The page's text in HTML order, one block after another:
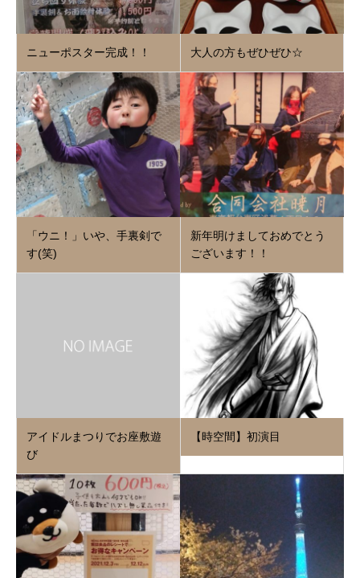
ニューポスター完成！！ 大人の方もぜひぜひ☆
「ウニ！」いや、手裏剣で
す(笑)
新年明けましておめでとう
ございます！！
アイドルまつりでお座敷遊
び
【時空間】初演目